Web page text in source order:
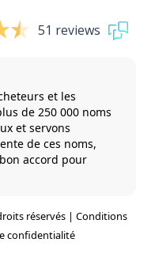
51 reviews
et les
de 250 000 noms
et servons
de ces noms,
accord pour
réservés | Conditions
confidentialité